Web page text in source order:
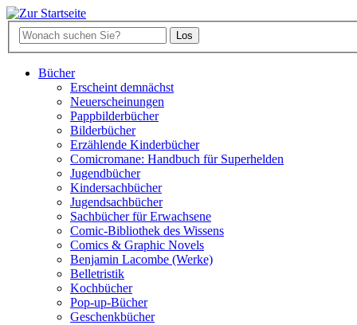
Bücher
Erscheint demnächst
Neuerscheinungen
Pappbilderbücher
Bilderbücher
Erzählende Kinderbücher
Comicromane: Handbuch für Superhelden
Jugendbücher
Kindersachbücher
Jugendsachbücher
Sachbücher für Erwachsene
Comic-Bibliothek des Wissens
Comics & Graphic Novels
Benjamin Lacombe (Werke)
Belletristik
Kochbücher
Pop-up-Bücher
Geschenkbücher